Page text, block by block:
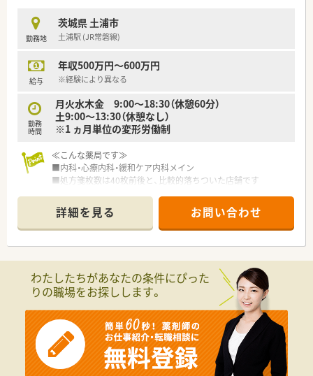
イルに合わせた働き方が選べます。
≪こんな薬局です≫
■1日平均70枚、常時薬剤師3名体制の店舗です。
■50代〜60代とベテラン薬剤師が多数活躍しています。
動やヘルプは発生しません。
勤務地
茨城県 土浦市
土浦駅 (JR常磐線)
給与
年収500万円～600万円
※経験により異なる
勤務
時間
月火水木金 9:00～18:30（休憩60分）
土9:00～13:30（休憩なし）
※1 ヵ月単位の変形労働制
≪こんな薬局です≫
■内科・心療内科・緩和ケア内科メイン
■処方箋枚数は40枚前後と、比較的落ちついた店舗です
■近くに同法人の店舗がもう１店舗あり、フォロー体制がありま
す
≪こんな会社です≫
■代表は非薬剤師ですが業界動向のアンテナが高く、日々情報収
集は欠かさず行っていらっしゃいます。
■定期的に全社に店舗の経営状況や方針についての説明を行い、
社員全員で足並みをそろえて会社をより良くしていきたいと考
えていらっしゃいます
■自社でも介護施設を運営し、地域に根付いた福祉を提供してい
ます
■大手にはない風通しの良い「地域密着型の薬局」の会社です
詳細を見る お問い合わせ
わたしたちがあなたの条件にぴった
りの職場をお探しします。